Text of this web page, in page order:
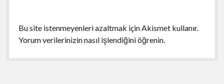
Bu site istenmeyenleri azaltmak için Akismet kullanır.
Yorum verilerinizin nasıl işlendiğini öğrenin.